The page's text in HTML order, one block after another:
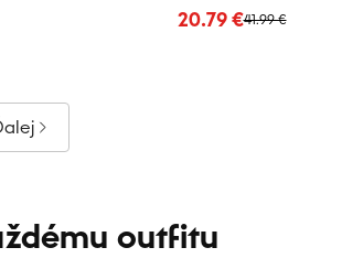
41.99 €
20.79 €
outfitu